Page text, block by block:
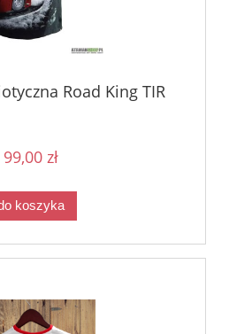
Road King TIR
99,00 zł
koszyka